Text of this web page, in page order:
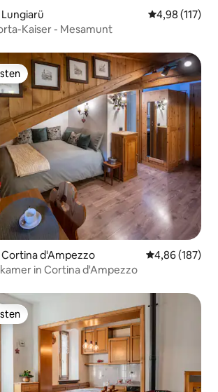
Gemiddelde
4,98 (117)
Kaiser - Mesamunt
d'Ampezzo Gemiddelde
4,86 (187)
in Cortina d'Ampezzo